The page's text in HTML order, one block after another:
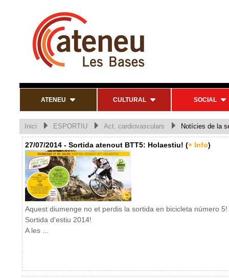
ATENEU CULTURAL SOCIAL
Inici ESPORTIU Act. cardiovasculars Notícies de la
27/07/2014 - Sortida atenout BTT5: Holaestiu! (+ Info)
Aquest diumenge no et perdis la sortida en bicicleta número 5!
Sortida d'estiu 2014!
A les ...